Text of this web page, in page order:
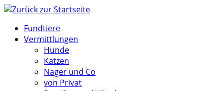
Zum
springenFundtiere
Vermittlungen
Hunde
Katzen
Nager und Co
von Privat